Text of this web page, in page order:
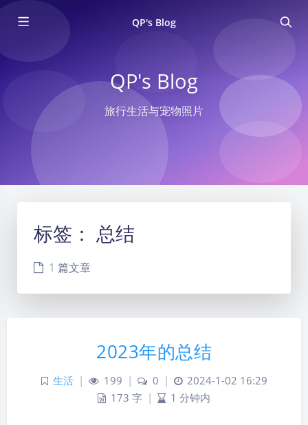
QP's Blog
QP's Blog
旅行生活与宠物照片
标签： 总结
1 篇文章
2023年的总结
生活 | 199 | 0 |
2024-1-02 16:29
173 字 | 1 分钟内